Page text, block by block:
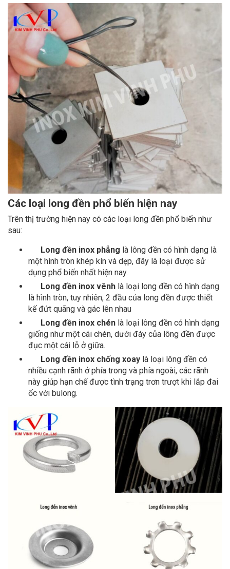
Các loại long đền phổ biến hiện nay
Trên thị trường hiện nay có các loại long đền phổ biến như
sau:
Long đền inox phẳng là lông đền có hình dạng là
một hình tròn khép kín và dẹp, đây là loại được sử
dụng phổ biến nhất hiện nay.
Long đền inox vênh là loại long đền có hình dạng
là hình tròn, tuy nhiên, 2 đầu của long đền được thiết
kế đứt quãng và gác lên nhau
Long đền inox chén là loại lông đền có hình dạng
giống như một cái chén, dưới đáy của lông đền được
đục một cái lỗ ở giữa.
Long đền inox chống xoay là loại lông đền có
nhiều cạnh rãnh ở phía trong và phía ngoài, các rãnh
này giúp hạn chế được tình trạng trơn trượt khi lắp đai
ốc với bulong.